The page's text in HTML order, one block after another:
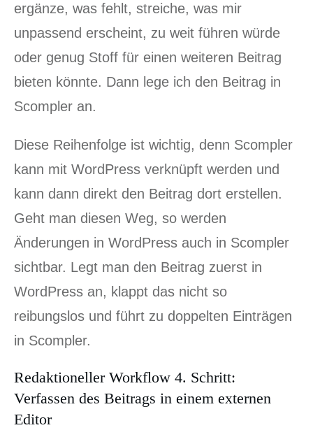
ergänze, was fehlt, streiche, was mir
unpassend erscheint, zu weit führen würde
oder genug Stoff für einen weiteren Beitrag
bieten könnte. Dann lege ich den Beitrag in
Scompler an.
Diese Reihenfolge ist wichtig, denn Scompler
kann mit WordPress verknüpft werden und
kann dann direkt den Beitrag dort erstellen.
Geht man diesen Weg, so werden
Änderungen in WordPress auch in Scompler
sichtbar. Legt man den Beitrag zuerst in
WordPress an, klappt das nicht so
reibungslos und führt zu doppelten Einträgen
in Scompler.
Redaktioneller Workflow 4. Schritt:
Verfassen des Beitrags in einem externen
Editor